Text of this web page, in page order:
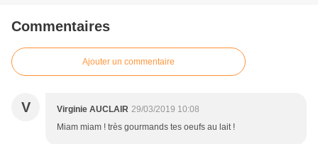
Commentaires
Ajouter un commentaire
V Virginie AUCLAIR 29/03/2019 10:08
Miam miam ! très gourmands tes oeufs au lait !